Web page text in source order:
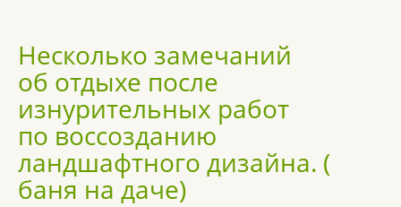
Несколько замечаний
об отдыхе после
изнурительных работ
по воссозданию
ландшафтного дизайна. (
баня на даче)